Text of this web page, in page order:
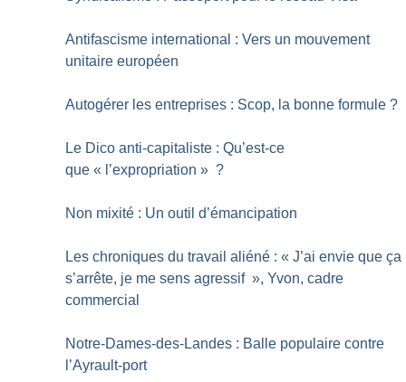
Antifascisme international : Vers un mouvement
unitaire européen
Autogérer les entreprises : Scop, la bonne formule ?
Le Dico anti-capitaliste : Qu’est-ce
que « l’expropriation » ?
Non mixité : Un outil d’émancipation
Les chroniques du travail aliéné : « J’ai envie que ça
s’arrête, je me sens agressif », Yvon, cadre
commercial
Notre-Dames-des-Landes : Balle populaire contre
l’Ayrault-port